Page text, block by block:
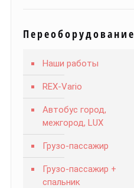
Переоборудование
Наши работы
REX-Vario
Автобус город,
межгород, LUX
Грузо-пассажир
Грузо-пассажир +
спальник